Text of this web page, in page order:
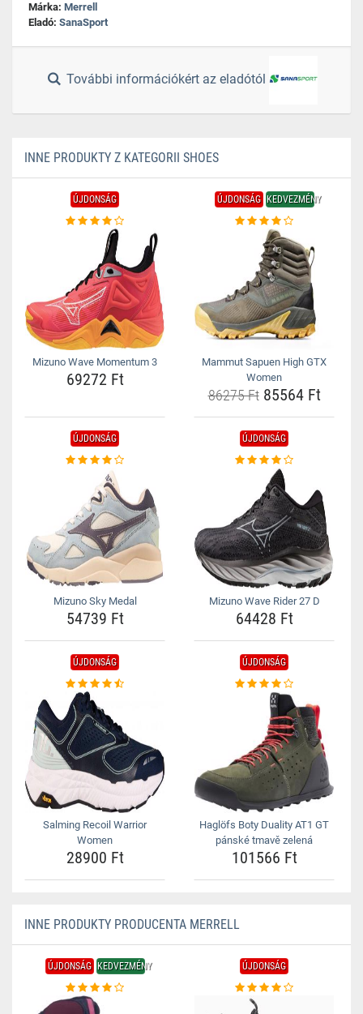
Márka: Merrell
Eladó: SanaSport
További információkért az eladótól
INNE PRODUKTY Z KATEGORII SHOES
ÚJDONSÁG
Mizuno Wave Momentum 3
69272 Ft
ÚJDONSÁG KEDVEZMÉNY
Mammut Sapuen High GTX
Women
86275 Ft85564 Ft
ÚJDONSÁG
Mizuno Sky Medal
54739 Ft
ÚJDONSÁG
Mizuno Wave Rider 27 D
64428 Ft
ÚJDONSÁG
Salming Recoil Warrior
Women
28900 Ft
ÚJDONSÁG
Haglöfs Boty Duality AT1 GT
pánské tmavě zelená
101566 Ft
INNE PRODUKTY PRODUCENTA MERRELL
ÚJDONSÁG KEDVEZMÉNY ÚJDONSÁG